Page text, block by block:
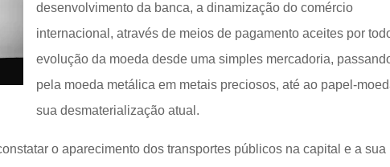
desenvolvimento da banca, a dinamização do comércio
internacional, através de meios de pagamento aceites por
evolução da moeda desde uma simples mercadoria,
pela moeda metálica em metais preciosos, até ao papel-
sua desmaterialização atual.
o aparecimento dos transportes públicos na capital e a sua